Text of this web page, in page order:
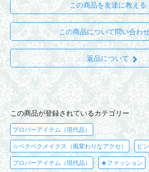
この商品を友達に教える
この商品について問い合わ
返品について
この商品が登録されているカテゴリー
プロパーアイテム（現代品）
☆ベクベクメイクス（風変わりなアクセ） ピ
プロパーアイテム（現代品） ★ファッション